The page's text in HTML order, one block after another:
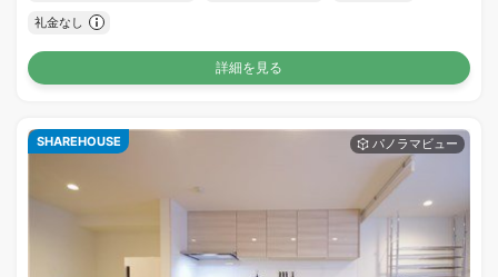
礼金なし
詳細を見る
SHAREHOUSE